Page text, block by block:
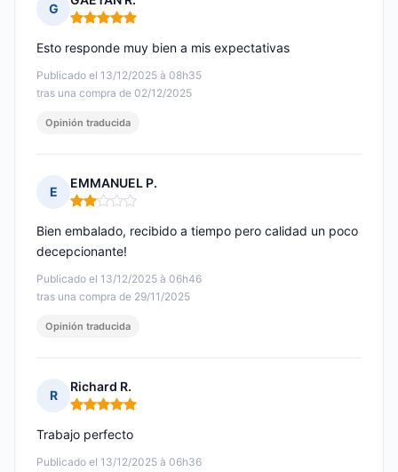
G
Nota: 5 de 5
Publicado el 13/12/2025 à 08h35
tras una compra de 02/12/2025
Esto responde muy bien a mis expectativas
Opinión traducida
E
EMMANUEL P.
Nota: 2 de 5
Publicado el 13/12/2025 à 06h46
tras una compra de 29/11/2025
Bien embalado, recibido a tiempo pero calidad un poco
decepcionante!
Opinión traducida
R
Richard R.
Nota: 5 de 5
Publicado el 13/12/2025 à 06h36
Trabajo perfecto